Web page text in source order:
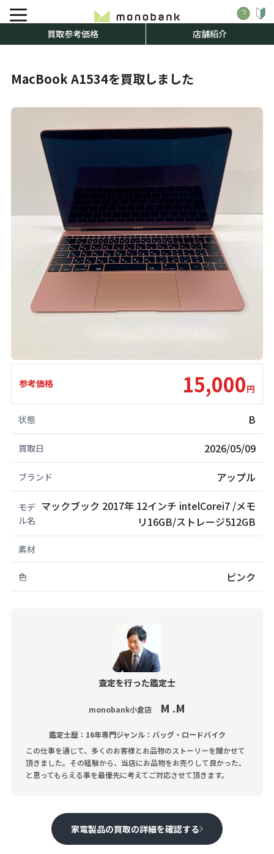
買取参考価格 店舗紹介
MacBook A1534を買取しました
参考価格 15,000円
状態 B
買取日 2026/05/09
ブランド アップル
モデ
ル名
マックブック 2017年 12インチ intelCorei7 /メモ
リ16GB/ストレージ512GB
素材
色 ピンク
査定を行った鑑定士
monobank小倉店 M .M
鑑定士歴：16年専門ジャンル：バッグ・ロードバイク
この仕事を通じて、多くのお客様とお品物のストーリーを聞かせて
頂きました。その経験から、当店にお品物をお売りして良かった、
と思ってもらえる事を最優先に考えてご対応させて頂きます。
家電製品の買取の詳細を確認する